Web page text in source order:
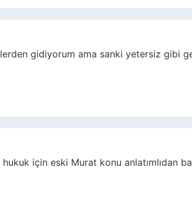
gidiyorum ama sanki yetersiz gibi
için eski Murat konu anlatımlıdan